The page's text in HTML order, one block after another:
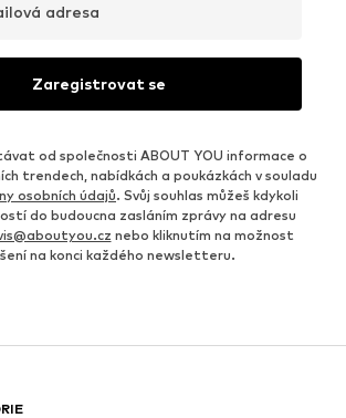
adresa
Zaregistrovat se
od společnosti ABOUT YOU informace o
trendech, nabídkách a poukázkách v souladu
osobních údajů. Svůj souhlas můžeš kdykoli
do budoucna zasláním zprávy na adresu
nebo kliknutím na možnost
na konci každého newsletteru.